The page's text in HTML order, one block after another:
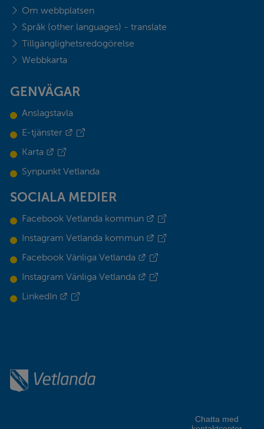
Om webbplatsen
Språk (other languages) - translate
Tillgänglighetsredogörelse
Webbkarta
GENVÄGAR
Anslagstavla
E-tjänster
Länk till annan webbplats.
Karta
Länk till annan webbplats.
Synpunkt Vetlanda
SOCIALA MEDIER
Facebook Vetlanda kommun
Länk till annan webbplats.
Instagram Vetlanda kommun
Länk till annan webbplats.
Facebook Vänliga Vetlanda
Länk till annan webbplats.
Instagram Vänliga Vetlanda
Länk till annan webbplats.
LinkedIn
Länk till annan webbplats.